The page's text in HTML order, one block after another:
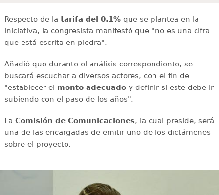
Respecto de la tarifa del 0.1%que se plantea en la
iniciativa, la congresista manifestó que "no es una cifra
que está escrita en piedra".
Añadió que durante el análisis correspondiente, se
buscará escuchar a diversos actores, con el fin de
"establecer el monto adecuadoy definir si este debe ir
subiendo con el paso de los años".
La Comisión de Comunicaciones, la cual preside, será
una de las encargadas de emitir uno de los dictámenes
sobre el proyecto.